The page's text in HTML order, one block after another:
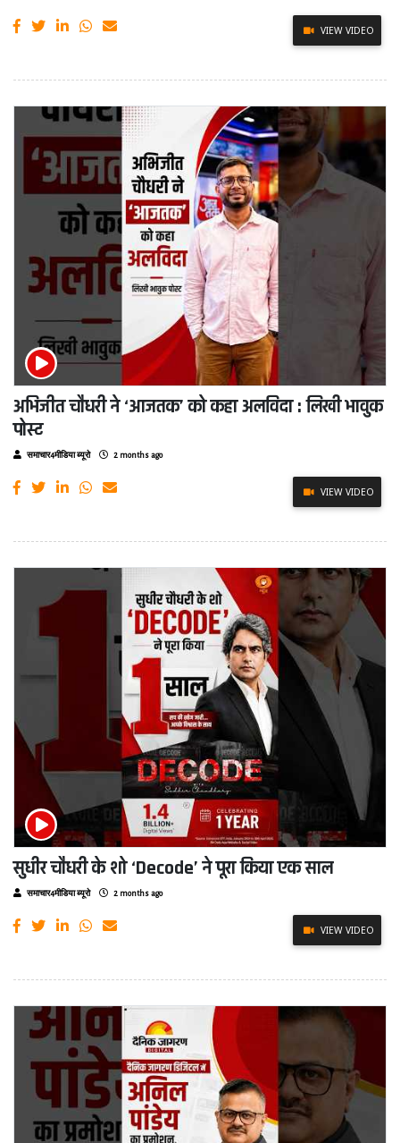
VIEW VIDEO
अभिजीत चौधरी ने ‘आजतक’ को कहा अलविदा : लिखी भावुक
पोस्ट
समाचार4मीडिया ब्यूरो 2 months ago
VIEW VIDEO
सुधीर चौधरी के शो ‘Decode’ ने पूरा किया एक साल
समाचार4मीडिया ब्यूरो 2 months ago
VIEW VIDEO